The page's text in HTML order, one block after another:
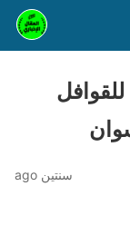
سنتين ago